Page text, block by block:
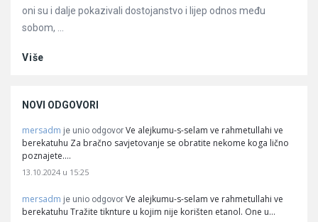
oni su i dalje pokazivali dostojanstvo i lijep odnos među
sobom, ...
Više
NOVI ODGOVORI
mersadm je unio odgovor Ve alejkumu-s-selam ve rahmetullahi ve
berekatuhu Za bračno savjetovanje se obratite nekome koga lično
poznajete.…
13.10.2024 u 15:25
mersadm je unio odgovor Ve alejkumu-s-selam ve rahmetullahi ve
berekatuhu Tražite tiknture u kojim nije korišten etanol. One u…